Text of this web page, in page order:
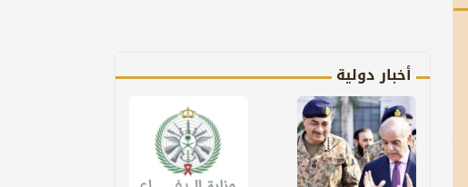
أخبار دولية